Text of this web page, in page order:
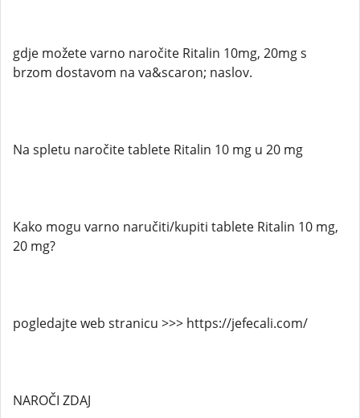
gdje možete varno naročite Ritalin 10mg, 20mg s
brzom dostavom na va&scaron; naslov.
Na spletu naročite tablete Ritalin 10 mg u 20 mg
Kako mogu varno naručiti/kupiti tablete Ritalin 10 mg,
20 mg?
pogledajte web stranicu >>> https://jefecali.com/
NAROČI ZDAJ